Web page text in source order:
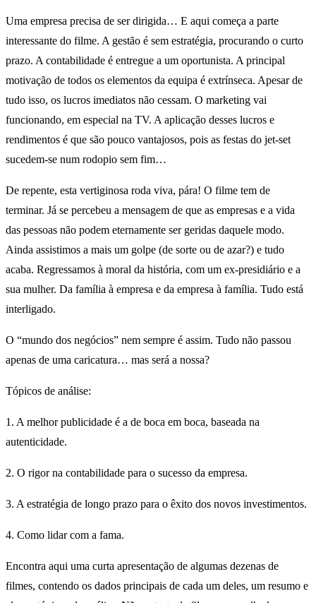
Uma empresa precisa de ser dirigida… E aqui começa a parte
interessante do filme. A gestão é sem estratégia, procurando o curto
prazo. A contabilidade é entregue a um oportunista. A principal
motivação de todos os elementos da equipa é extrínseca. Apesar de
tudo isso, os lucros imediatos não cessam. O marketing vai
funcionando, em especial na TV. A aplicação desses lucros e
rendimentos é que são pouco vantajosos, pois as festas do jet-set
sucedem-se num rodopio sem fim…
De repente, esta vertiginosa roda viva, pára! O filme tem de
terminar. Já se percebeu a mensagem de que as empresas e a vida
das pessoas não podem eternamente ser geridas daquele modo.
Ainda assistimos a mais um golpe (de sorte ou de azar?) e tudo
acaba. Regressamos à moral da história, com um ex-presidiário e a
sua mulher. Da família à empresa e da empresa à família. Tudo está
interligado.
O “mundo dos negócios” nem sempre é assim. Tudo não passou
apenas de uma caricatura… mas será a nossa?
Tópicos de análise:
1. A melhor publicidade é a de boca em boca, baseada na
autenticidade.
2. O rigor na contabilidade para o sucesso da empresa.
3. A estratégia de longo prazo para o êxito dos novos investimentos.
4. Como lidar com a fama.
Encontra aqui uma curta apresentação de algumas dezenas de
filmes, contendo os dados principais de cada um deles, um resumo e